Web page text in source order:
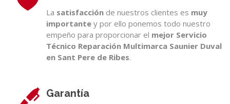
La satisfacción de nuestros clientes es muy
importante y por ello ponemos todo nuestro
empeño para proporcionar el mejor Servicio
Técnico Reparación Multimarca Saunier Duval
en Sant Pere de Ribes.
Garantía